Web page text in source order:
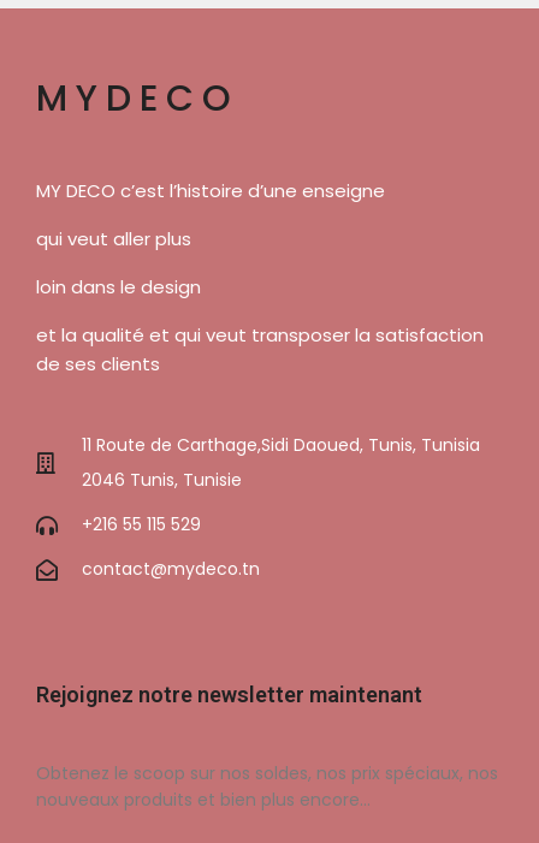
MYDECO
MY DECO c’est l’histoire d’une enseigne
qui veut aller plus
loin dans le design
et la qualité et qui veut transposer la satisfaction
de ses clients
11 Route de Carthage,Sidi Daoued, Tunis, Tunisia
2046 Tunis, Tunisie
+216 55 115 529
contact@mydeco.tn
Rejoignez notre newsletter maintenant
Obtenez le scoop sur nos soldes, nos prix spéciaux, nos
nouveaux produits et bien plus encore…